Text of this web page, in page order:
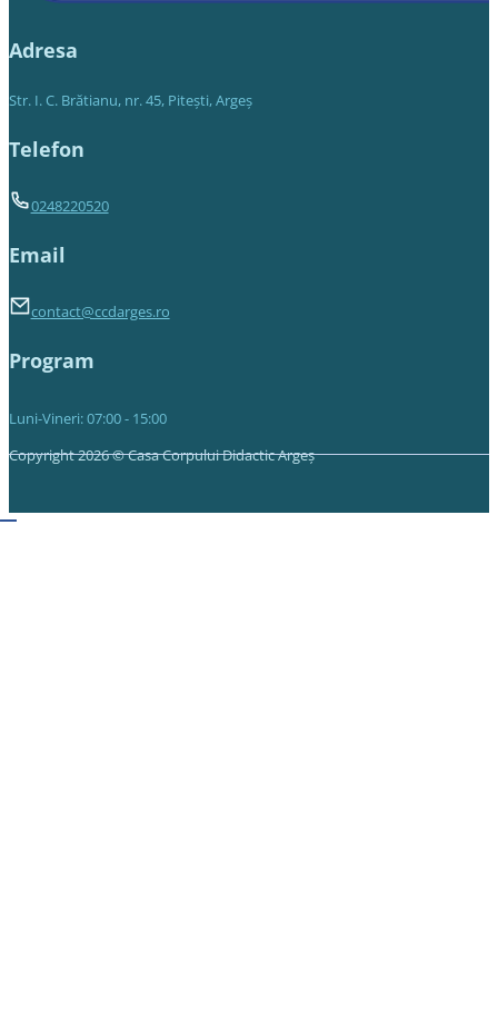
Adresa
Str. I. C. Brătianu, nr. 45, Piteşti, Argeş
Telefon
0248220520
Email
contact@ccdarges.ro
Program
Luni-Vineri: 07:00 - 15:00
Copyright 2026 © Casa Corpului Didactic Argeș